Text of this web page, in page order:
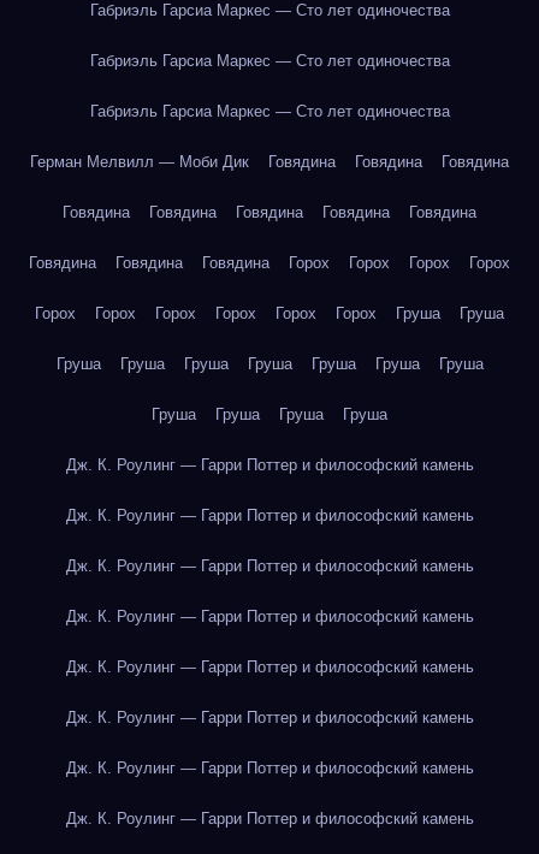
Габриэль Гарсиа Маркес — Сто лет одиночества
Габриэль Гарсиа Маркес — Сто лет одиночества
Габриэль Гарсиа Маркес — Сто лет одиночества
Герман Мелвилл — Моби Дик Говядина Говядина Говядина
Говядина Говядина Говядина Говядина Говядина
Говядина Говядина Говядина Горох Горох Горох Горох
Горох Горох Горох Горох Горох Горох Груша Груша
Груша Груша Груша Груша Груша Груша Груша
Груша Груша Груша Груша
Дж. К. Роулинг — Гарри Поттер и философский камень
Дж. К. Роулинг — Гарри Поттер и философский камень
Дж. К. Роулинг — Гарри Поттер и философский камень
Дж. К. Роулинг — Гарри Поттер и философский камень
Дж. К. Роулинг — Гарри Поттер и философский камень
Дж. К. Роулинг — Гарри Поттер и философский камень
Дж. К. Роулинг — Гарри Поттер и философский камень
Дж. К. Роулинг — Гарри Поттер и философский камень